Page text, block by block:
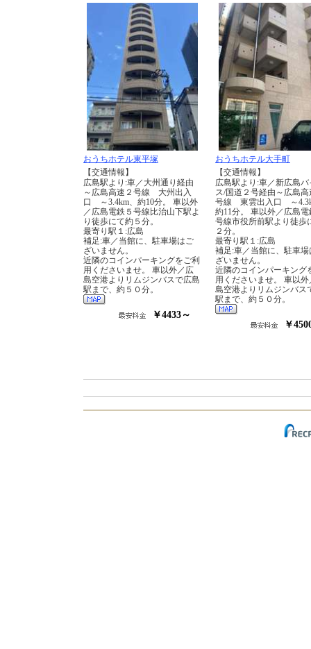
おうちホテル東平塚
【交通情報】
広島駅より:車／大州通り経由
～広島高速２号線 大州出入
口 ～3.4km、約10分。 車以外
／広島電鉄５号線比治山下駅よ
り徒歩にて約５分。
最寄り駅１:広島
補足:車／当館に、駐車場はご
ざいません。
近隣のコインパーキングをご利
用くださいませ。 車以外／広
島空港よりリムジンバスで広島
駅まで、約５０分。
￥4433～
おうちホテル大手町
【交通情報】
広島駅より:車／新広島バ
ス/国道２号経由～広島高
号線 東雲出入口 ～
約11分。 車以外／広島電
号線市役所前駅より徒歩
２分。
最寄り駅１:広島
補足:車／当館に、駐車場
ざいません。
近隣のコインパーキング
用くださいませ。 車以外
島空港よりリムジンバス
駅まで、約５０分。
￥